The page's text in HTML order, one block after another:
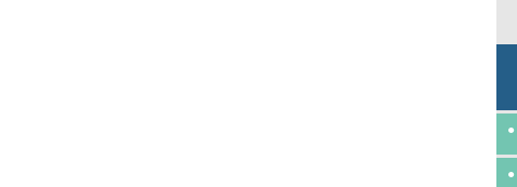
●
●